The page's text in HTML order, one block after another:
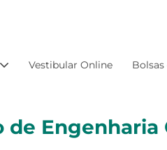
Vestibular Online
de